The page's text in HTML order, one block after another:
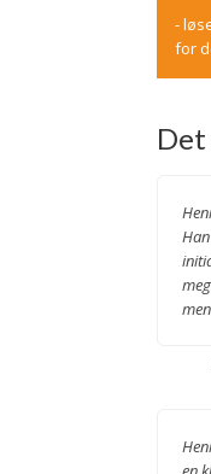
-
for
Det